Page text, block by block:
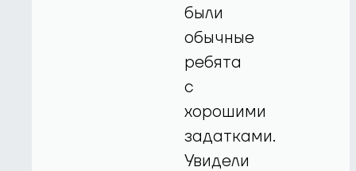
были
обычные
ребята
с
хорошими
задатками.
Увидели